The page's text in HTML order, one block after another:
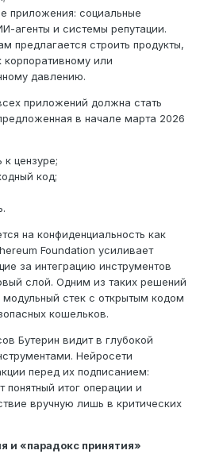
приложения: социальные
агенты и системы репутации.
предлагается строить продукты,
корпоративному или
давлению.
приложений должна стать
в начале марта 2026
к цензуре;
код;
на конфиденциальность как
Foundation усиливает
за интеграцию инструментов
слой. Одним из таких решений
стек с открытым кодом
кошельков.
Бутерин видит в глубокой
Нейросети
перед их подписанием:
понятный итог операции и
вручную лишь в критических
и «парадокс принятия»